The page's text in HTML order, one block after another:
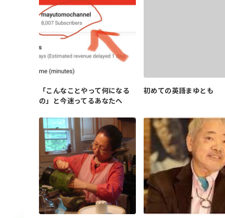
「こんなことやって何になる
の」と今迷ってるあなたへ
初めての英語まゆとも